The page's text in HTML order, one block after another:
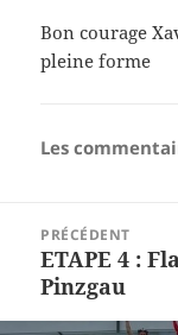
Bon courage
pleine forme
Les
l’article
PRÉCÉDENT
Article
précédent :
ETAPE 4 :
Pinzgau